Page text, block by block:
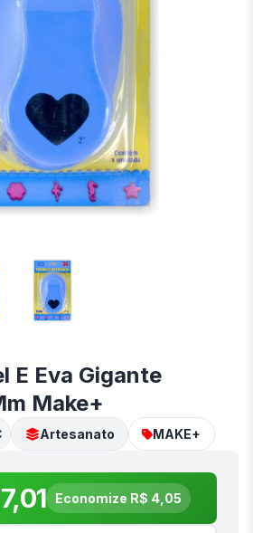
E Eva Gigante
Make+
Artesanato MAKE+
Economize R$ 4,05